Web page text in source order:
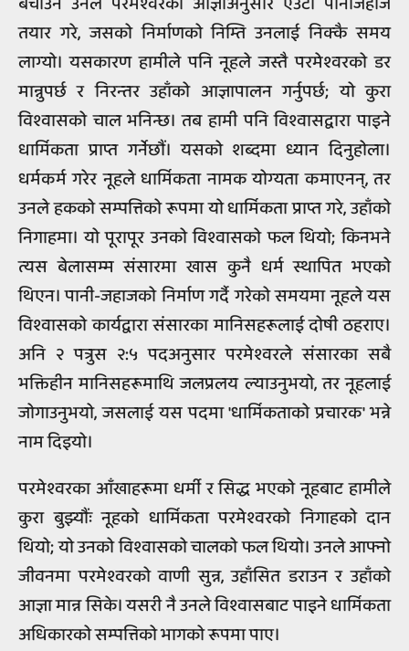
तयार गरे, जसको निर्माणको निम्ति उनलाई निक्कै समय
लाग्यो। यसकारण हामीले पनि नूहले जस्तै परमेश्वरको डर
मान्नुपर्छ र निरन्तर उहाँको आज्ञापालन गर्नुपर्छ; यो कुरा
विश्वासको चाल भनिन्छ। तब हामी पनि विश्वासद्वारा पाइने
धार्मिकता प्राप्त गर्नेछौं। यसको शब्दमा ध्यान दिनुहोला।
धर्मकर्म गरेर नूहले धार्मिकता नामक योग्यता कमाएनन्, तर
उनले हकको सम्पत्तिको रूपमा यो धार्मिकता प्राप्त गरे, उहाँको
निगाहमा। यो पूरापूर उनको विश्वासको फल थियो; किनभने
त्यस बेलासम्म संसारमा खास कुनै धर्म स्थापित भएको
थिएन। पानी-जहाजको निर्माण गर्दै गरेको समयमा नूहले यस
विश्वासको कार्यद्वारा संसारका मानिसहरूलाई दोषी ठहराए।
अनि २ पत्रुस २:५ पदअनुसार परमेश्वरले संसारका सबै
भक्तिहीन मानिसहरूमाथि जलप्रलय ल्याउनुभयो, तर नूहलाई
जोगाउनुभयो, जसलाई यस पदमा 'धार्मिकताको प्रचारक' भन्ने
नाम दिइयो।
परमेश्वरका आँखाहरूमा धर्मी र सिद्ध भएको नूहबाट हामीले
कुरा बुझ्यौंः नूहको धार्मिकता परमेश्वरको निगाहको दान
थियो; यो उनको विश्वासको चालको फल थियो। उनले आफ्नो
जीवनमा परमेश्वरको वाणी सुन्न, उहाँसित डराउन र उहाँको
आज्ञा मान्न सिके। यसरी नै उनले विश्वासबाट पाइने धार्मिकता
अधिकारको सम्पत्तिको भागको रूपमा पाए।